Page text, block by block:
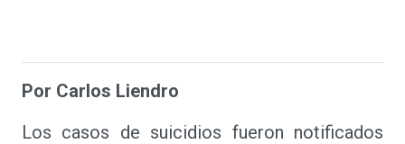
Por Carlos Liendro
Los casos de suicidios fueron notificados